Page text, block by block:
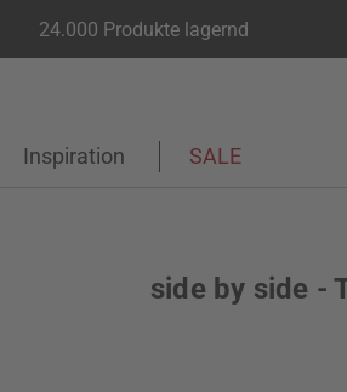
24.000 Produkte lagernd
Inspiration SALE
side by side -